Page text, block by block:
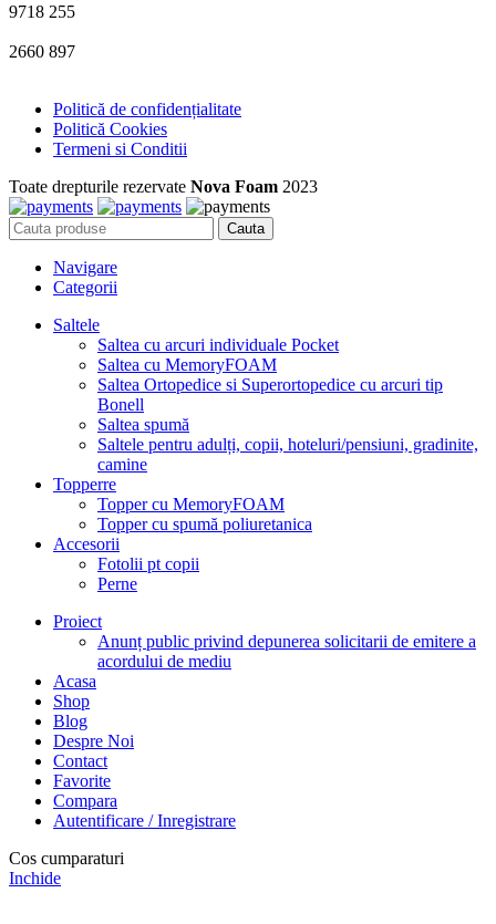
9718 255
2660 897
Politică de confidențialitate
Politică Cookies
Termeni si Conditii
Toate drepturile rezervate Nova Foam 2023
Cauta
Navigare
Categorii
Saltele
Saltea cu arcuri individuale Pocket
Saltea cu MemoryFOAM
Saltea Ortopedice si Superortopedice cu arcuri tip
Bonell
Saltea spumă
Saltele pentru adulți, copii, hoteluri/pensiuni, gradinite,
camine
Topperre
Topper cu MemoryFOAM
Topper cu spumă poliuretanica
Accesorii
Fotolii pt copii
Perne
Proiect
Anunț public privind depunerea solicitarii de emitere a
acordului de mediu
Acasa
Shop
Blog
Despre Noi
Contact
Favorite
Compara
Autentificare / Inregistrare
Cos cumparaturi
Inchide